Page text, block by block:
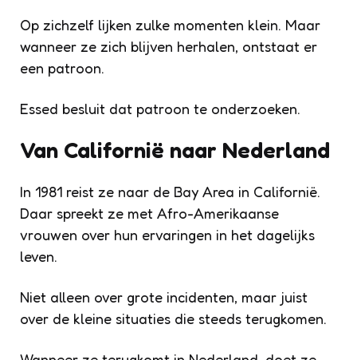
Op zichzelf lijken zulke momenten klein. Maar
wanneer ze zich blijven herhalen, ontstaat er
een patroon.
Essed besluit dat patroon te onderzoeken.
Van Californië naar Nederland
In 1981 reist ze naar de Bay Area in Californië.
Daar spreekt ze met Afro-Amerikaanse
vrouwen over hun ervaringen in het dagelijks
leven.
Niet alleen over grote incidenten, maar juist
over de kleine situaties die steeds terugkomen.